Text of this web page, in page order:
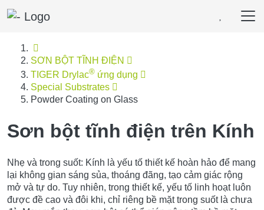
SƠN BỘT TĨNH ĐIỆN
TIGER Drylac® ứng dụng
Special Substrates
Powder Coating on Glass
Sơn bột tĩnh điện trên Kính
Nhẹ và trong suốt: Kính là yếu tố thiết kế hoàn hảo để mang
lại không gian sáng sủa, thoáng đãng, tạo cảm giác rộng
mở và tự do. Tuy nhiên, trong thiết kế, yếu tố linh hoạt luôn
được đề cao và đôi khi, chỉ riêng bề mặt trong suốt là chưa